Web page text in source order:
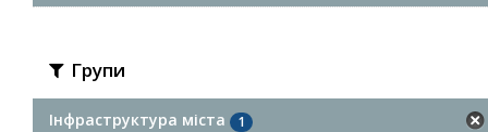
Групи
Інфраструктура міста 1